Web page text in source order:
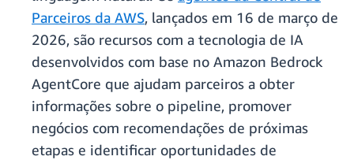
Parceiros da AWS, lançados em 16 de março de
2026, são recursos com a tecnologia de IA
desenvolvidos com base no Amazon Bedrock
AgentCore que ajudam parceiros a obter
informações sobre o pipeline, promover
negócios com recomendações de próximas
etapas e identificar oportunidades de